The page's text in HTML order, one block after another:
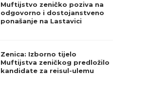
Muftijstvo zeničko poziva na
odgovorno i dostojanstveno
ponašanje na Lastavici
Zenica: Izborno tijelo
Muftijstva zeničkog predložilo
kandidate za reisul-ulemu